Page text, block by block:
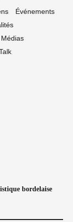
Événements
Médias
bordelaise